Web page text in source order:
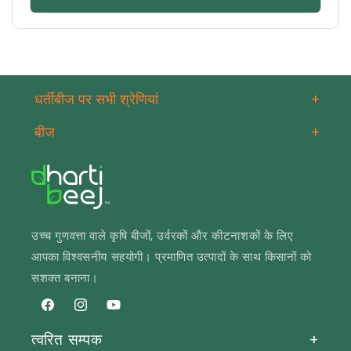
धर्तीबीज पर सभी श्रेणियां
+
बीज
+
उच्च गुणवत्ता वाले कृषि बीजों, उर्वरकों और कीटनाशकों के लिए
आपका विश्वसनीय सहयोगी। प्रमाणित उत्पादों के साथ किसानों को
सशक्त बनाना।
फेसबुक Instagram
यूट्यूब
त्वरित सम्पक +